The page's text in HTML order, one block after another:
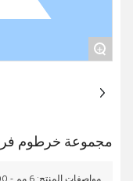
اتصال
+
مجموعة خرطوم
مواصفات المنتج: 6 مم - 300 مم